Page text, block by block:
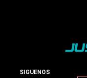
SIGUENOS